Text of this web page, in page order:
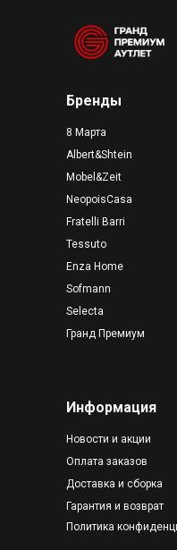
Информация
Бренды
Оплата заказов
Доставка и сборка
Гарантия и возврат
Политика
Mobel&Zeit
Tessuto
8 Марта
Fratelli Barri
Sofmann
Selecta
Enza Home
Albert&Shtein
NeopoisCasa
Новости и акции
Гранд Премиум